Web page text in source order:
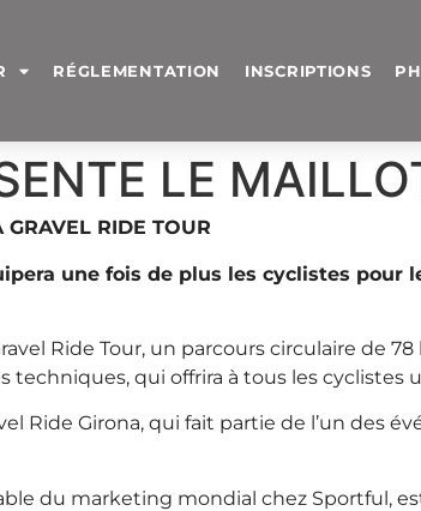
RÉGLEMENTATION INSCRIPTIONS
LE
GRAVEL RIDE TOUR
une fois de plus les cyclistes pour
Ride Tour, un parcours circulaire de
qui offrira à tous les cyclistes
Ride Girona, qui fait partie de l’un des
du marketing mondial chez Sportful,